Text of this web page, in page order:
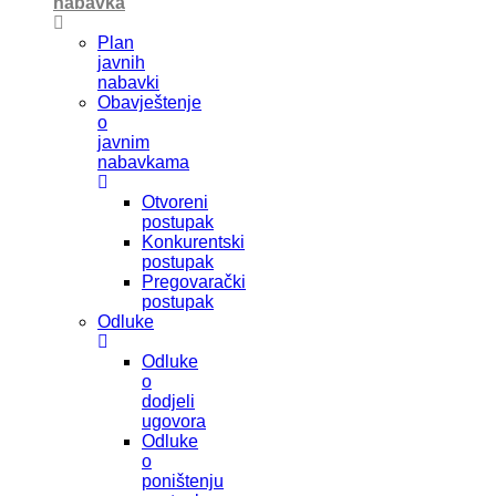
Plan
javnih
nabavki
Obavještenje
o
javnim
nabavkama
Otvoreni
postupak
Konkurentski
postupak
Pregovarački
postupak
Odluke
Odluke
o
dodjeli
ugovora
Odluke
o
poništenju